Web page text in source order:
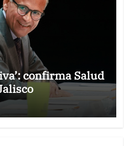
confirma Salud